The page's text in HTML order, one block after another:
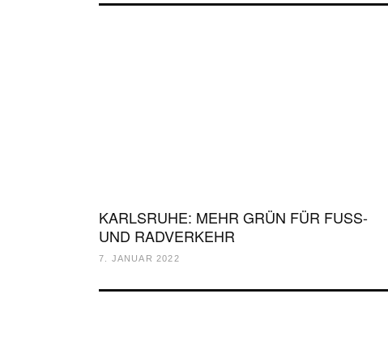
KARLSRUHE: MEHR GRÜN FÜR FUSS-
UND RADVERKEHR
7. JANUAR 2022